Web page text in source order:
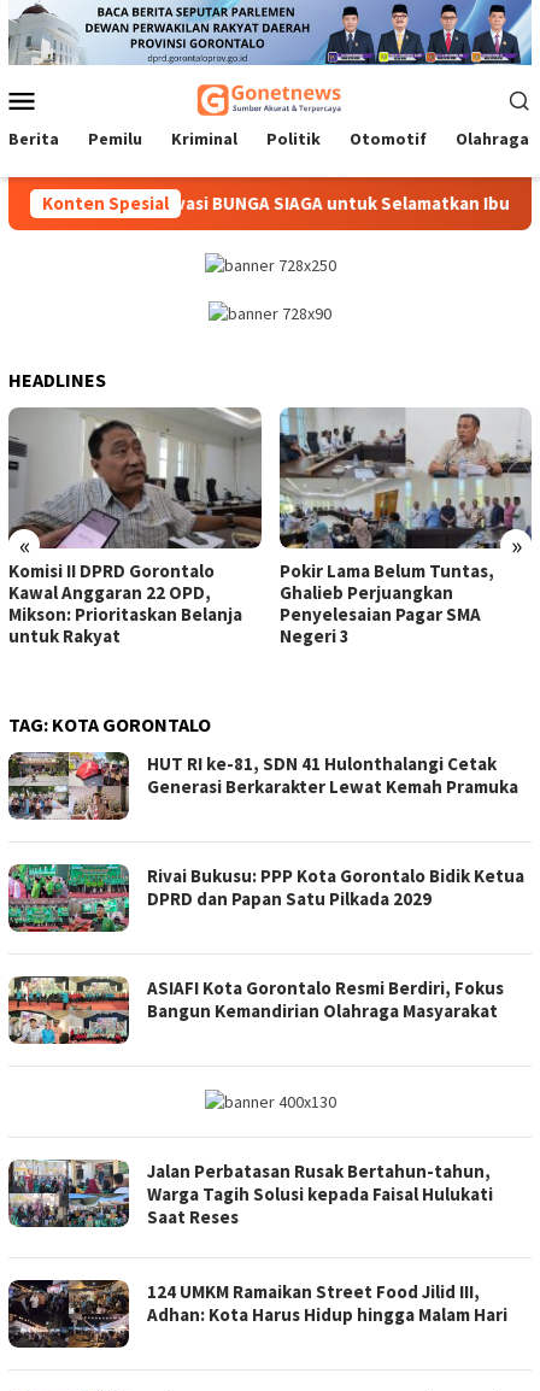
Loncat
ke
konten
Mobile
Berita Pemilu Kriminal Politik Otomotif Olahraga
Konten Spesial
Hadirkan Inovasi BUNGA SIAGA untuk Selamatkan Ibu dan Bayi
HEADLINES
« »
Komisi II DPRD Gorontalo
Kawal Anggaran 22 OPD,
Mikson: Prioritaskan Belanja
untuk Rakyat
Pokir Lama Belum Tuntas,
Ghalieb Perjuangkan
Penyelesaian Pagar SMA
Negeri 3
TAG: KOTA GORONTALO
HUT RI ke-81, SDN 41 Hulonthalangi Cetak
Generasi Berkarakter Lewat Kemah Pramuka
Rivai Bukusu: PPP Kota Gorontalo Bidik Ketua
DPRD dan Papan Satu Pilkada 2029
ASIAFI Kota Gorontalo Resmi Berdiri, Fokus
Bangun Kemandirian Olahraga Masyarakat
Jalan Perbatasan Rusak Bertahun-tahun,
Warga Tagih Solusi kepada Faisal Hulukati
Saat Reses
124 UMKM Ramaikan Street Food Jilid III,
Adhan: Kota Harus Hidup hingga Malam Hari